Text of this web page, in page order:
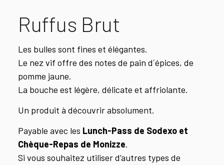
Ruffus Brut
Les bulles sont fines et élégantes.
Le nez vif offre des notes de pain d´épices, de
pomme jaune.
La bouche est légère, délicate et affriolante.
Un produit à découvrir absolument.
Payable avec les Lunch-Pass de Sodexo et
Chèque-Repas de Monizze.
Si vous souhaitez utiliser d’autres types de